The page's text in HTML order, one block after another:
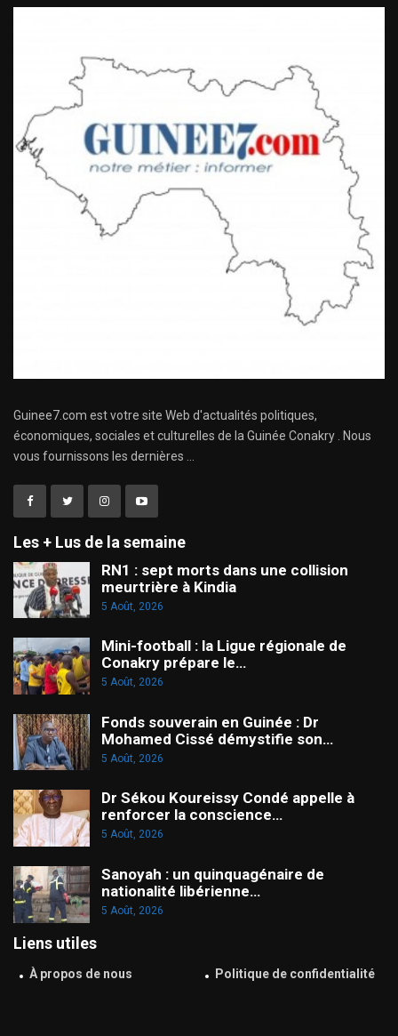
Guinee7.com est votre site Web d'actualités politiques,
économiques, sociales et culturelles de la Guinée Conakry . Nous
vous fournissons les dernières ...
Les + Lus de la semaine
RN1 : sept morts dans une collision
meurtrière à Kindia
5 Août, 2026
Mini-football : la Ligue régionale de
Conakry prépare le…
5 Août, 2026
Fonds souverain en Guinée : Dr
Mohamed Cissé démystifie son…
5 Août, 2026
Dr Sékou Koureissy Condé appelle à
renforcer la conscience…
5 Août, 2026
Sanoyah : un quinquagénaire de
nationalité libérienne…
5 Août, 2026
Liens utiles
À propos de nous Politique de confidentialité